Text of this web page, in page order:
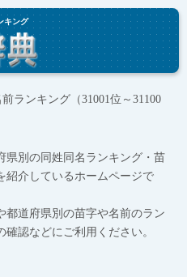
キング
前ランキング（31001位～31100
県別の同姓同名ランキング・苗
紹介しているホームページで
都道府県別の苗字や名前のラン
認などにご利用ください。